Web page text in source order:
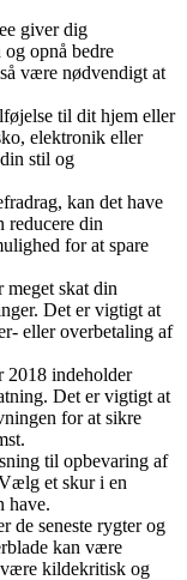
giver dig
opnå bedre
være nødvendigt at
til dit hjem eller
elektronik eller
stil og
kan det have
reducere din
for at spare
skat din
Det er vigtigt at
eller overbetaling af
2018 indeholder
Det er vigtigt at
for at sikre
til opbevaring af
et skur i en
have.
de seneste rygter og
kan være
kildekritisk og